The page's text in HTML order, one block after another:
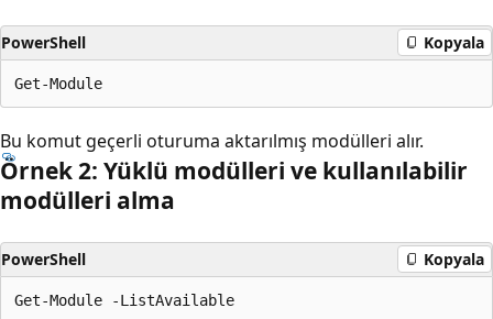
PowerShell Kopyala
Bu komut geçerli oturuma aktarılmış modülleri alır.
Örnek 2: Yüklü modülleri ve kullanılabilir
modülleri alma
PowerShell Kopyala